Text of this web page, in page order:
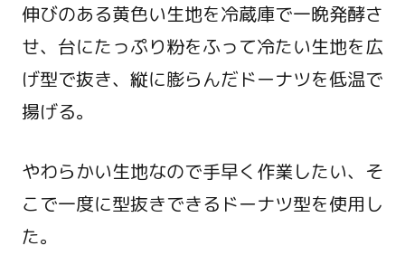
伸びのある黄色い生地を冷蔵庫で一晩発酵さ
せ、台にたっぷり粉をふって冷たい生地を広
げ型で抜き、縦に膨らんだドーナツを低温で
揚げる。
やわらかい生地なので手早く作業したい、そ
こで一度に型抜きできるドーナツ型を使用し
た。